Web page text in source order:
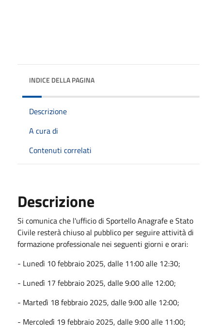
INDICE DELLA PAGINA
Descrizione
A cura di
Contenuti correlati
Descrizione
Si comunica che l'ufficio di Sportello Anagrafe e Stato
Civile resterà chiuso al pubblico per seguire attività di
formazione professionale nei seguenti giorni e orari:
- Lunedì 10 febbraio 2025, dalle 11:00 alle 12:30;
- Lunedì 17 febbraio 2025, dalle 9:00 alle 12:00;
- Martedì 18 febbraio 2025, dalle 9:00 alle 12:00;
- Mercoledì 19 febbraio 2025, dalle 9:00 alle 11:00;